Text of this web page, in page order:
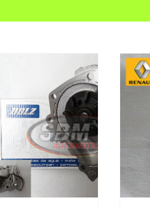
Agregar al carrito